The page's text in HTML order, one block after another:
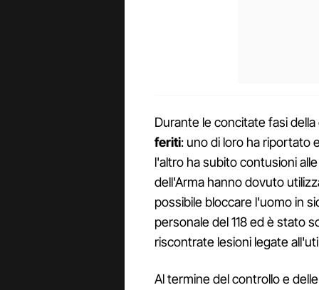
Durante le concitate fasi
feriti: uno di loro ha riportato
l'altro ha subito contusioni
dell'Arma hanno dovuto
possibile bloccare l'uomo in
personale del 118 ed è stato
riscontrate lesioni legate
Al termine del controllo e